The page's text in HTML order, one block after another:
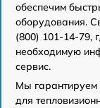
обеспечим
оборудования.
(800) 101-14-79,
необходимую
сервис.
Мы гарантируем
для